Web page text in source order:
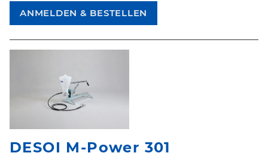
DESOI M-Power 301